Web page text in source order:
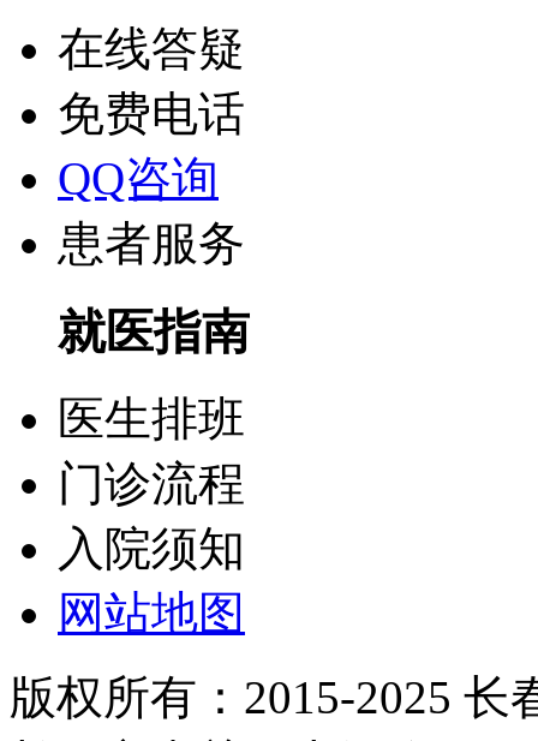
在线答疑
免费电话
QQ咨询
患者服务
就医指南
医生排班
门诊流程
入院须知
网站地图
版权所有：2015-2025